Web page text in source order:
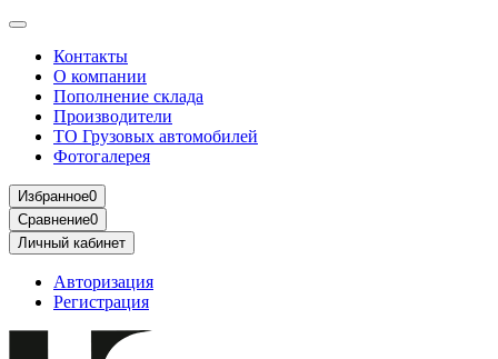
Контакты
О компании
Пополнение склада
Производители
ТО Грузовых автомобилей
Фотогалерея
Избранное0
Сравнение0
Личный кабинет
Авторизация
Регистрация